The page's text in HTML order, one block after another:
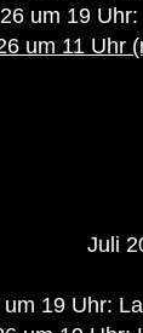
um 19
um 11 Uhr
Juli
19 Uhr: